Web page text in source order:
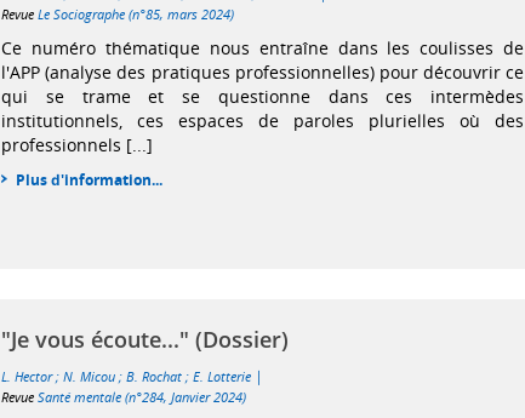
RevueLe Sociographe (n°85, mars 2024)
Ce numéro thématique nous entraîne dans les coulisses de
l'APP (analyse des pratiques professionnelles) pour découvrir ce
qui se trame et se questionne dans ces intermèdes
institutionnels, ces espaces de paroles plurielles où des
professionnels [...]
Plus d'information...
"Je vous écoute..." (Dossier)
L. Hector;N. Micou ;B. Rochat ;E. Lotterie |
RevueSanté mentale (n°284, Janvier 2024)